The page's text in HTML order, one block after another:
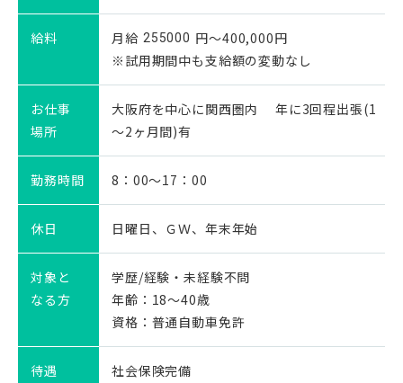
給料 月給 255000 円～400,000円
※試用期間中も支給額の変動なし
お仕事
場所
大阪府を中心に関西圏内 年に3回程出張(1
～2ヶ月間)有
勤務時間 8：00～17：00
休日 日曜日、ＧＷ、年末年始
対象と
なる方
学歴/経験・未経験不問
年齢：18～40歳
資格：普通自動車免許
待遇
社会保険完備